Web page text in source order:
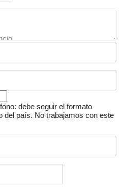
debe seguir el formato
del país. No trabajamos con este